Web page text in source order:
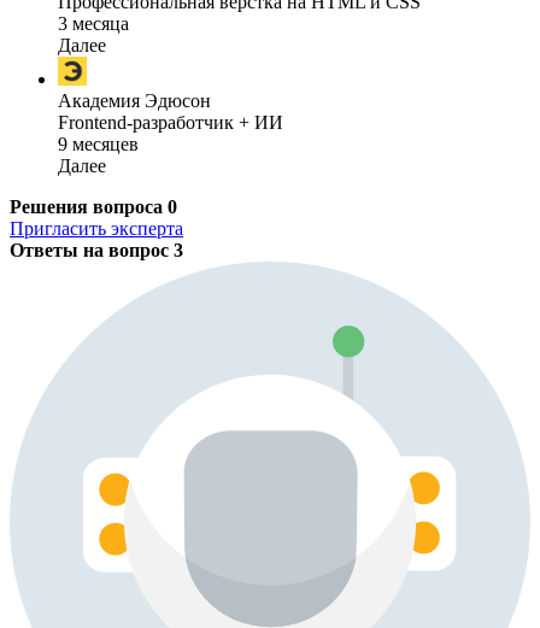
3 месяца
Далее
Академия Эдюсон
Frontend-разработчик + ИИ
9 месяцев
Далее
Решения вопроса 0
Пригласить эксперта
Ответы на вопрос 3